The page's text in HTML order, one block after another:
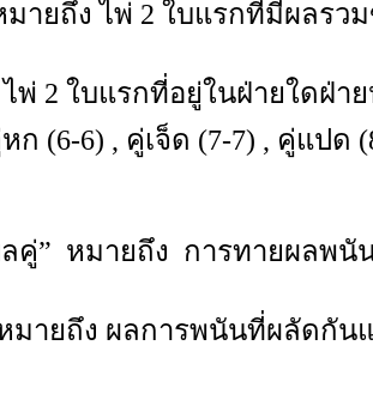
ายถึง ไพ่ 2 ใบแรกที่มีผลรว
2 ใบแรกที่อยู่ในฝ่ายใดฝ่า
ก (6-6) , คู่เจ็ด (7-7) , คู่แปด
ลคู่” หมายถึง การทายผลพนั
มายถึง ผลการพนันที่ผลัดกั